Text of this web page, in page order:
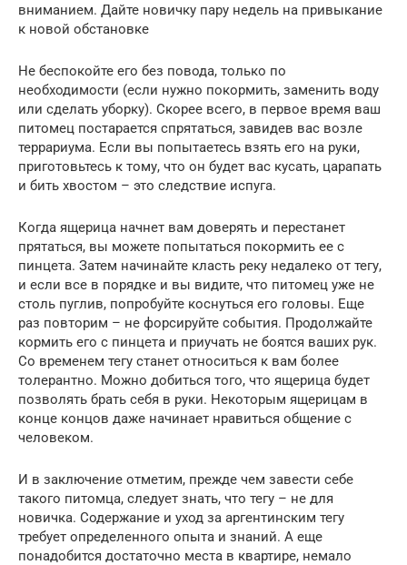
вниманием. Дайте новичку пару недель на привыкание
к новой обстановке
Не беспокойте его без повода, только по
необходимости (если нужно покормить, заменить воду
или сделать уборку). Скорее всего, в первое время ваш
питомец постарается спрятаться, завидев вас возле
террариума. Если вы попытаетесь взять его на руки,
приготовьтесь к тому, что он будет вас кусать, царапать
и бить хвостом – это следствие испуга.
Когда ящерица начнет вам доверять и перестанет
прятаться, вы можете попытаться покормить ее с
пинцета. Затем начинайте класть реку недалеко от тегу,
и если все в порядке и вы видите, что питомец уже не
столь пуглив, попробуйте коснуться его головы. Еще
раз повторим – не форсируйте события. Продолжайте
кормить его с пинцета и приучать не боятся ваших рук.
Со временем тегу станет относиться к вам более
толерантно. Можно добиться того, что ящерица будет
позволять брать себя в руки. Некоторым ящерицам в
конце концов даже начинает нравиться общение с
человеком.
И в заключение отметим, прежде чем завести себе
такого питомца, следует знать, что тегу – не для
новичка. Содержание и уход за аргентинским тегу
требует определенного опыта и знаний. А еще
понадобится достаточно места в квартире, немало